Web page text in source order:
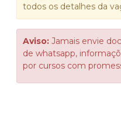
todos os detalhes da
Aviso: Jamais envie
de whatsapp,
por cursos com